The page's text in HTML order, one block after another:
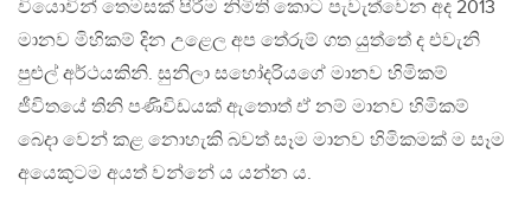
වියොවින් තෙමසක් පිරීම නිමිති කොට පැවැත්වෙන අද 2013
මානව මිහිකම් දින උළෙල අප තේරුම් ගත යුත්තේ ද එවැනි
පුළුල් අර්ථයකිනි. සුනිලා සහෝදරියගේ මානව හිමිකම්
ජීවිතයේ තිනි පණිවිඩයක් ඇතොත් ඒ නම් මානව හිමිකම්
බෙදා වෙන් කළ නොහැකි බවත් සෑම මානව හිමිකමක් ම සෑම
අයෙකුටම අයත් වන්නේ ය යන්න ය.